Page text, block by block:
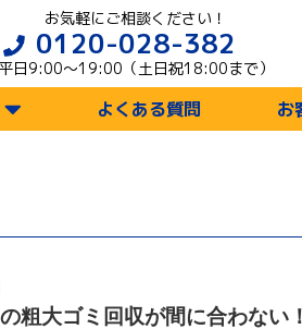
お気軽にご相談ください！
0120-028-382
平日9:00〜19:00（土日祝18:00まで）
よくある質問 お
粗大ゴミ回収が間に合わな